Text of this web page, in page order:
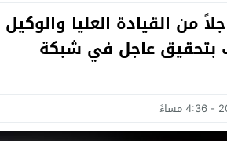
من القيادة العليا والوكيل
يطالب بتحقيق عاجل في شبكة